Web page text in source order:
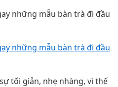
những mẫu bàn trà đi đầu
những mẫu bàn trà đi đầu
tối giản, nhẹ nhàng, vì thế